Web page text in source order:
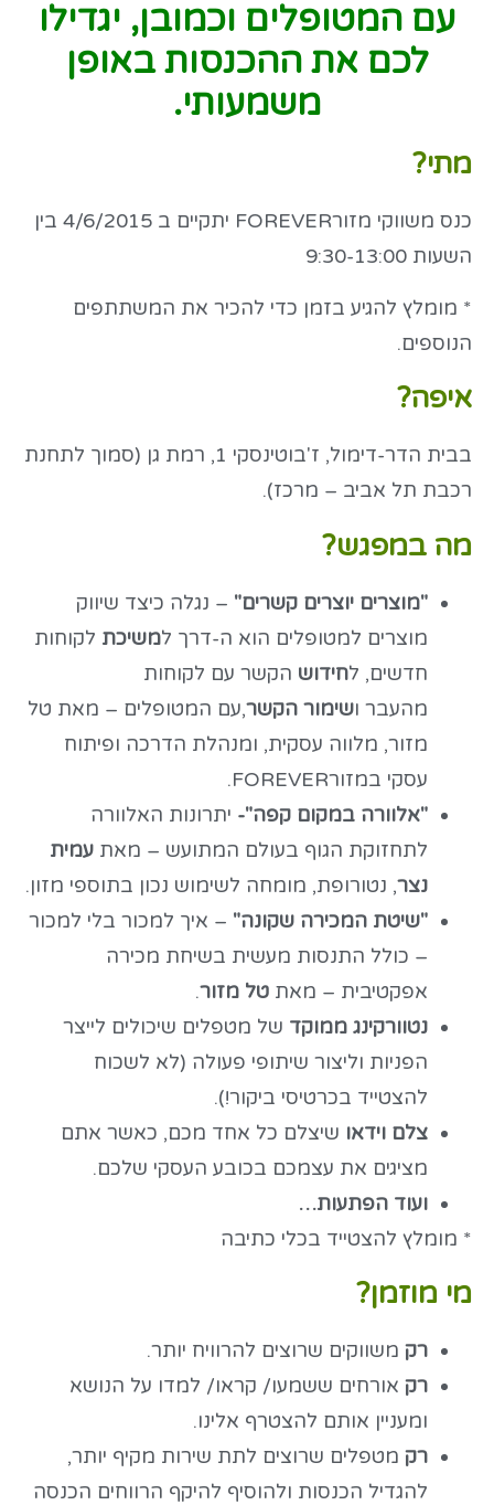
עם המטופלים וכמובן, יגדילו
לכם את ההכנסות באופן
משמעותי.
מתי?
כנס משווקי מזורFOREVER יתקיים ב 4/6/2015 בין
השעות 9:30-13:00
* מומלץ להגיע בזמן כדי להכיר את המשתתפים
הנוספים.
איפה?
בבית הדר-דימול, ז'בוטינסקי 1, רמת גן (סמוך לתחנת
רכבת תל אביב – מרכז).
מה במפגש?
"מוצרים יוצרים קשרים" – נגלה כיצד שיווק
מוצרים למטופלים הוא ה-דרך למשיכת לקוחות
חדשים, לחידוש הקשר עם לקוחות
מהעבר ושימור הקשר,עם המטופלים – מאת טל
מזור, מלווה עסקית, ומנהלת הדרכה ופיתוח
עסקי במזורFOREVER.
"אלוורה במקום קפה"- יתרונות האלוורה
לתחזוקת הגוף בעולם המתועש – מאת עמית
נצר, נטורופת, מומחה לשימוש נכון בתוספי מזון.
"שיטת המכירה שקונה" – איך למכור בלי למכור
– כולל התנסות מעשית בשיחת מכירה
אפקטיבית – מאת טל מזור.
נטוורקינג ממוקד של מטפלים שיכולים לייצר
הפניות וליצור שיתופי פעולה (לא לשכוח
להצטייד בכרטיסי ביקור!).
צלם וידאו שיצלם כל אחד מכם, כאשר אתם
מציגים את עצמכם בכובע העסקי שלכם.
ועוד הפתעות…
* מומלץ להצטייד בכלי כתיבה
מי מוזמן?
רק משווקים שרוצים להרוויח יותר.
רק אורחים ששמעו/ קראו/ למדו על הנושא
ומעניין אותם להצטרף אלינו.
רק מטפלים שרוצים לתת שירות מקיף יותר,
להגדיל הכנסות ולהוסיף להיקף הרווחים הכנסה